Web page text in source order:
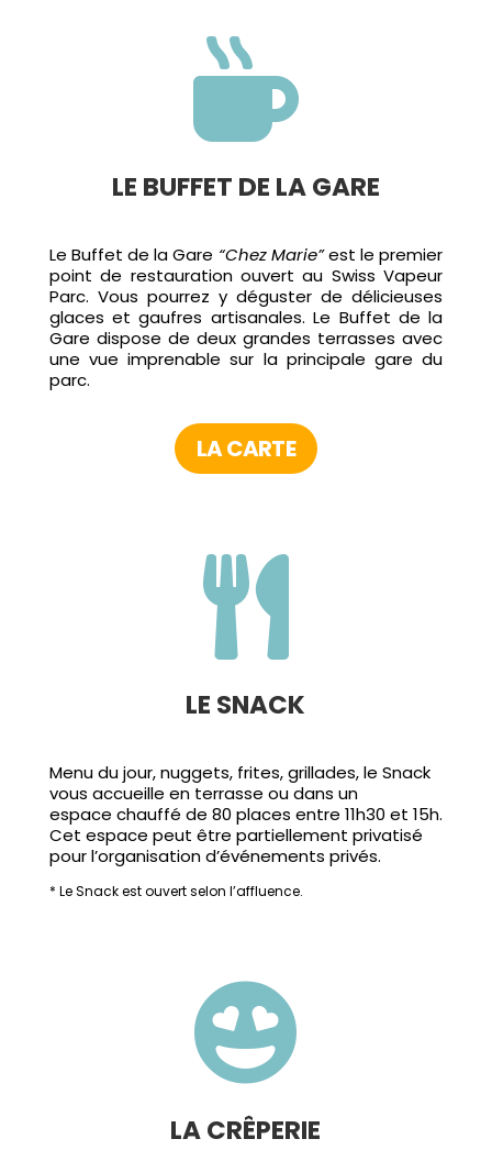

LE BUFFET DE LA GARE
Le Buffet de la Gare “Chez Marie”est le premier
point de restauration ouvert au Swiss Vapeur
Parc. Vous pourrez y déguster de délicieuses
glaces et gaufres artisanales. Le Buffet de la
Gare dispose de deux grandes terrasses avec
une vue imprenable sur la principale gare du
parc.
LA CARTE

LE SNACK
Menu du jour, nuggets, frites, grillades, le Snack
vous accueille en terrasse ou dans un
espace chauffé de 80 places entre 11h30 et 15h.
Cet espace peut être partiellement privatisé
pour l’organisation d’événements privés.
* Le Snack est ouvert selon l’affluence.

LA CRÊPERIE